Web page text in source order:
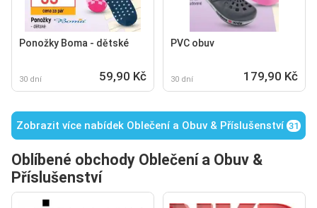
Ponožky Boma - dětské
30 dní 59,90 Kč
PVC obuv
30 dní 179,90 Kč
Zobrazit více nabídek Oblečení a Obuv & Příslušenství 31
Oblíbené obchody Oblečení a Obuv &
Příslušenství